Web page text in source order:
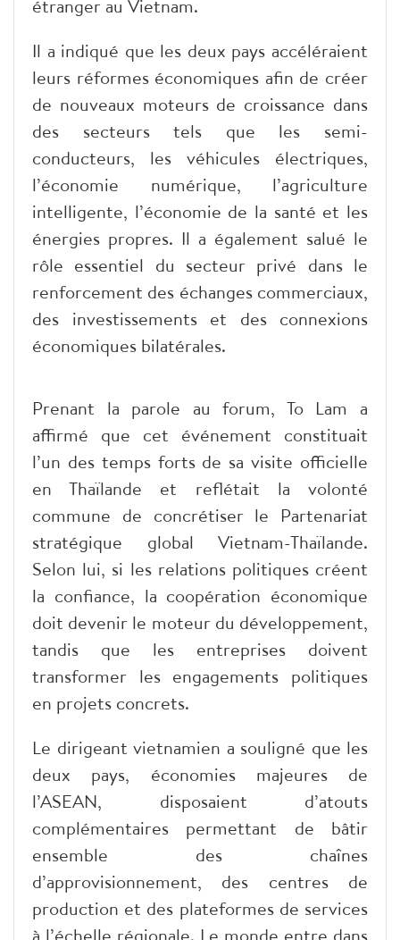
étranger au Vietnam.
Il a indiqué que les deux pays accéléraient
leurs réformes économiques afin de créer
de nouveaux moteurs de croissance dans
des secteurs tels que les semi-
conducteurs, les véhicules électriques,
l’économie numérique, l’agriculture
intelligente, l’économie de la santé et les
énergies propres. Il a également salué le
rôle essentiel du secteur privé dans le
renforcement des échanges commerciaux,
des investissements et des connexions
économiques bilatérales.
Prenant la parole au forum, To Lam a
affirmé que cet événement constituait
l’un des temps forts de sa visite officielle
en Thaïlande et reflétait la volonté
commune de concrétiser le Partenariat
stratégique global Vietnam-Thaïlande.
Selon lui, si les relations politiques créent
la confiance, la coopération économique
doit devenir le moteur du développement,
tandis que les entreprises doivent
transformer les engagements politiques
en projets concrets.
Le dirigeant vietnamien a souligné que les
deux pays, économies majeures de
l’ASEAN, disposaient d’atouts
complémentaires permettant de bâtir
ensemble des chaînes
d’approvisionnement, des centres de
production et des plateformes de services
à l’échelle régionale. Le monde entre dans